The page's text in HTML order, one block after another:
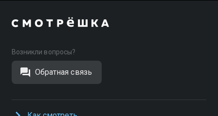
Возникли вопросы?
Обратная связь